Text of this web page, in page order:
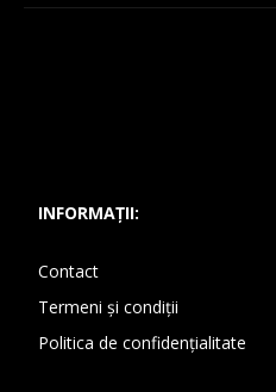
INFORMAȚII:
Contact
Termeni și condiții
Politica de confidențialitate